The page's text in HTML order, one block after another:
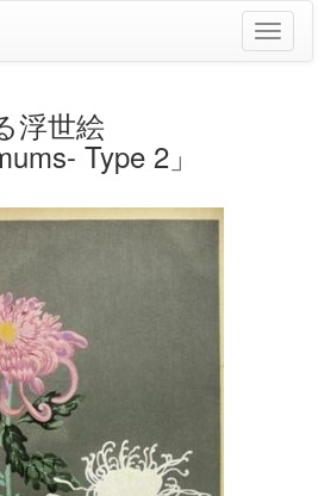
ナ
ビ
浮世絵
Type 2」